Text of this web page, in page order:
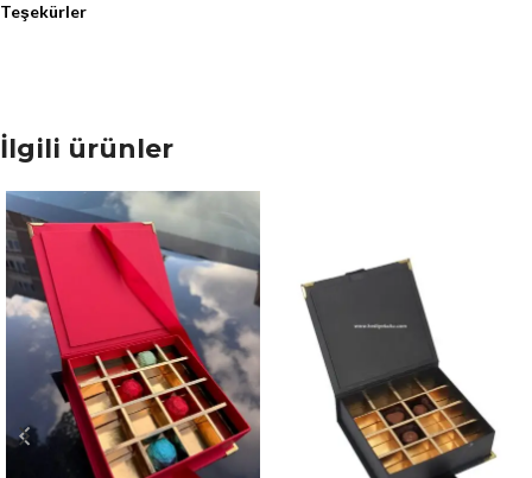
Teşekürler
İlgili ürünler